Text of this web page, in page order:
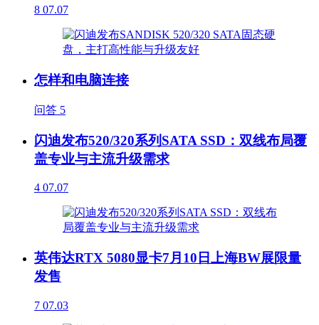
8 07.07
怎样和电脑连接
问答 5
闪迪发布520/320系列SATA SSD：双线布局覆
盖专业与主流升级需求
4 07.07
英伟达RTX 5080显卡7月10日上海BW展限量
发售
7 07.03